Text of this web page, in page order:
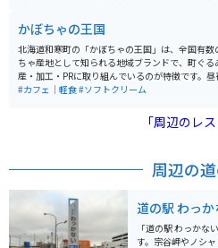
かぼちゃの王国
北海道和寒町の「かぼちゃの王国」は、全国有数
ちゃ産地として知られる地域ブランドで、町ぐる
産・加工・PRに取り組んでいるのが特徴です。
暖差が大きい気候により、甘みが強く品質の高い
加工品も豊富で、食べ歩きやお土産選びも魅力の
海道らしい開放的な直線道路や景色を楽しめるル
#カフェ｜軽食#ソフトクリーム
「周辺のレ
周辺の
道の駅 わっか
「道の駅 わっかな
す。宗谷岬やノシ